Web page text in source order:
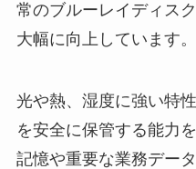
買
る
わ
こ
は？
常のブルーレイディス
大幅に向上しています。
光や熱、湿度に強い特
を安全に保管する能力
記憶や重要な業務デー